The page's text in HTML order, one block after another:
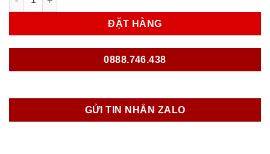
ĐẶT HÀNG
0888.746.438
GỬI TIN NHẮN ZALO